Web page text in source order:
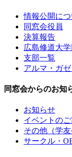
情報公開につ
同窓会役員
決算報告
広島修道大
支部一覧
アルマ・ガゼ
同窓会からのお知
お知らせ
イベントの
その他（学友
サークル・